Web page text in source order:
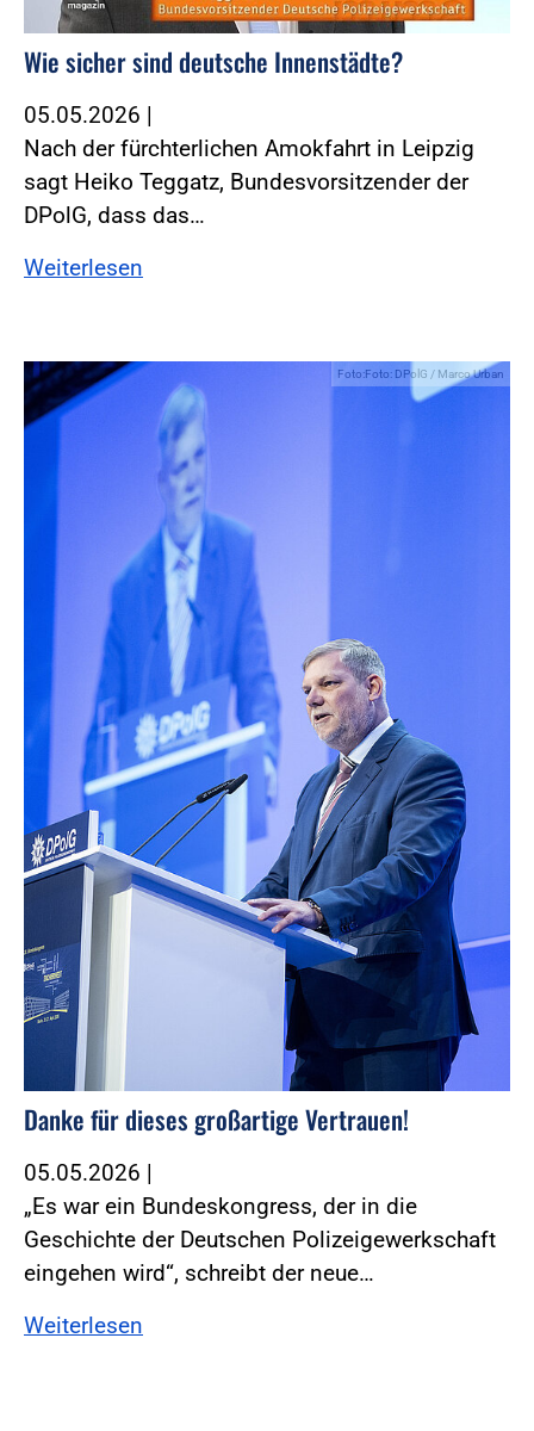
Wie sicher sind deutsche Innenstädte?
05.05.2026 |
Nach der fürchterlichen Amokfahrt in Leipzig
sagt Heiko Teggatz, Bundesvorsitzender der
DPolG, dass das…
Weiterlesen
Foto:Foto: DPolG / Marco Urban
Danke für dieses großartige Vertrauen!
05.05.2026 |
„Es war ein Bundeskongress, der in die
Geschichte der Deutschen Polizeigewerkschaft
eingehen wird“, schreibt der neue…
Weiterlesen